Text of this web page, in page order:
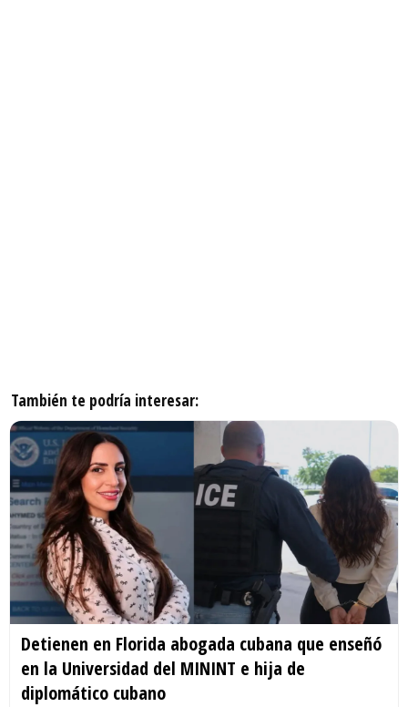
También te podría interesar:
Detienen en Florida abogada cubana que enseñó
en la Universidad del MININT e hija de
diplomático cubano